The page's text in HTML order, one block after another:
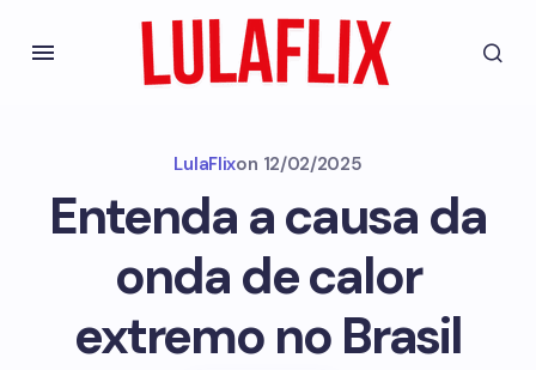
LulaFlixon 12/02/2025
Entenda a causa da
onda de calor
extremo no Brasil